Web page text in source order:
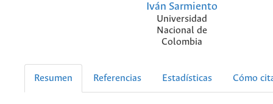
Iván Sarmiento
Universidad
Nacional de
Colombia
Resumen Referencias Estadísticas Cómo